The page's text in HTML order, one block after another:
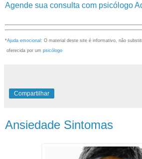
Agende sua consulta com psicólogo
*Ajuda emocional : O material deste site é informativo, não
oferecida por um psicólogo
Compartilhar
Ansiedade Sintomas